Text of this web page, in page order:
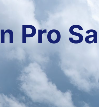
Pro